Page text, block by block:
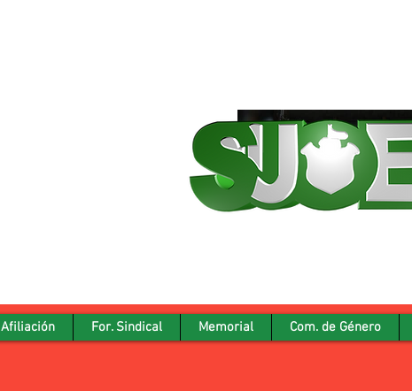
Afiliación For. Sindical Memorial Com. de Género